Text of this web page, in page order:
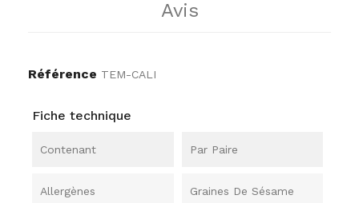
Avis
Référence TEM-CALI
Fiche technique
Contenant Par Paire
Allergènes
Graines De Sésame